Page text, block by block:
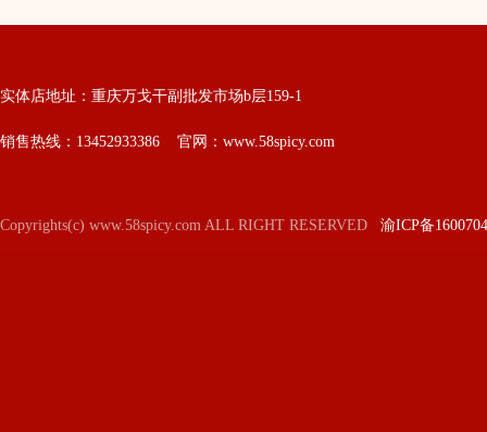
实体店地址：重庆万戈干副批发市场b层159-1
销售热线：13452933386 官网：www.58spicy.com
Copyrights(c) www.58spicy.com ALL RIGHT RESERVED 渝ICP备